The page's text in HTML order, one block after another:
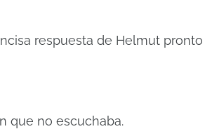
respuesta de Helmut pronto
que no escuchaba.